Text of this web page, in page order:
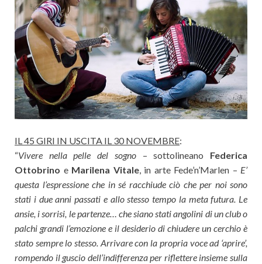
IL 45 GIRI IN USCITA IL 30 NOVEMBRE:
“Vivere nella pelle del sogno– sottolineano Federica
Ottobrino e Marilena Vitale, in arte Fede’n’Marlen – E’
questa l’espressione che in sé racchiude ciò che per noi sono
stati i due anni passati e allo stesso tempo la meta futura. Le
ansie, i sorrisi, le partenze… che siano stati angolini di un club o
palchi grandi l’emozione e il desiderio di chiudere un cerchio è
stato sempre lo stesso. Arrivare con la propria voce ad ‘aprire’,
rompendo il guscio dell’indifferenza per riflettere insieme sulla